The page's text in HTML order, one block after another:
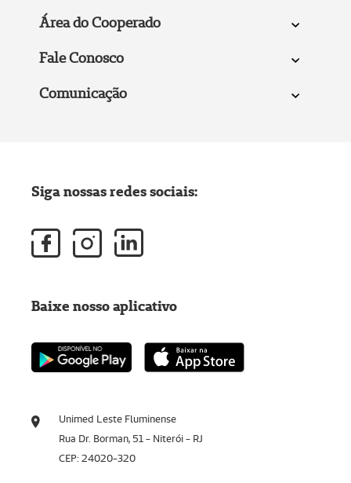
Área do Cooperado
Fale Conosco
Comunicação
Unimed Leste Fluminense
Rua Dr. Borman, 51 - Niterói - RJ
CEP: 24020-320
Siga nossas redes sociais:
Baixe nosso aplicativo